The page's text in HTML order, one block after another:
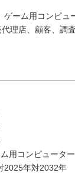
ーム用コンピュ
理店、顧客、調
用コンピュータ
2025年対2032年